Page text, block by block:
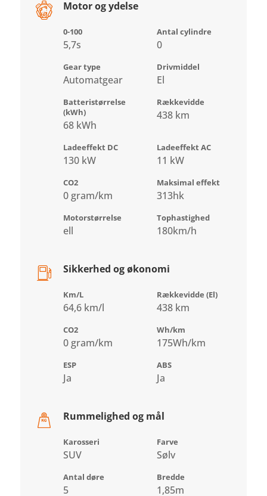
Motor og ydelse
0-100
5,7s
Antal cylindre
0
Gear type
Automatgear
Drivmiddel
El
Batteristørrelse
(kWh)
68 kWh
Rækkevidde
438 km
Ladeeffekt DC
130 kW
Ladeeffekt AC
11 kW
CO2
0 gram/km
Maksimal effekt
313hk
Motorstørrelse
ell
Tophastighed
180km/h
Sikkerhed og økonomi
Km/L
64,6 km/l
Rækkevidde (El)
438 km
CO2
0 gram/km
Wh/km
175Wh/km
ESP
Ja
ABS
Ja
Rummelighed og mål
Karosseri
SUV
Farve
Sølv
Antal døre
5
Bredde
1,85m